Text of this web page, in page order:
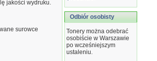
jakości wydruku.
surowce
Odbiór osobisty
Tonery można odebrać
osobiście w Warszawie
po wcześniejszym
ustaleniu.